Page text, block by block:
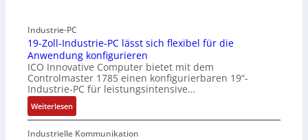
Industrie-PC
19-Zoll-Industrie-PC lässt sich flexibel für die
Anwendung konfigurieren
ICO Innovative Computer bietet mit dem
Controlmaster 1785 einen konfigurierbaren 19“-
Industrie-PC für leistungsintensive…
Weiterlesen:
1
9
Industrielle Kommunikation